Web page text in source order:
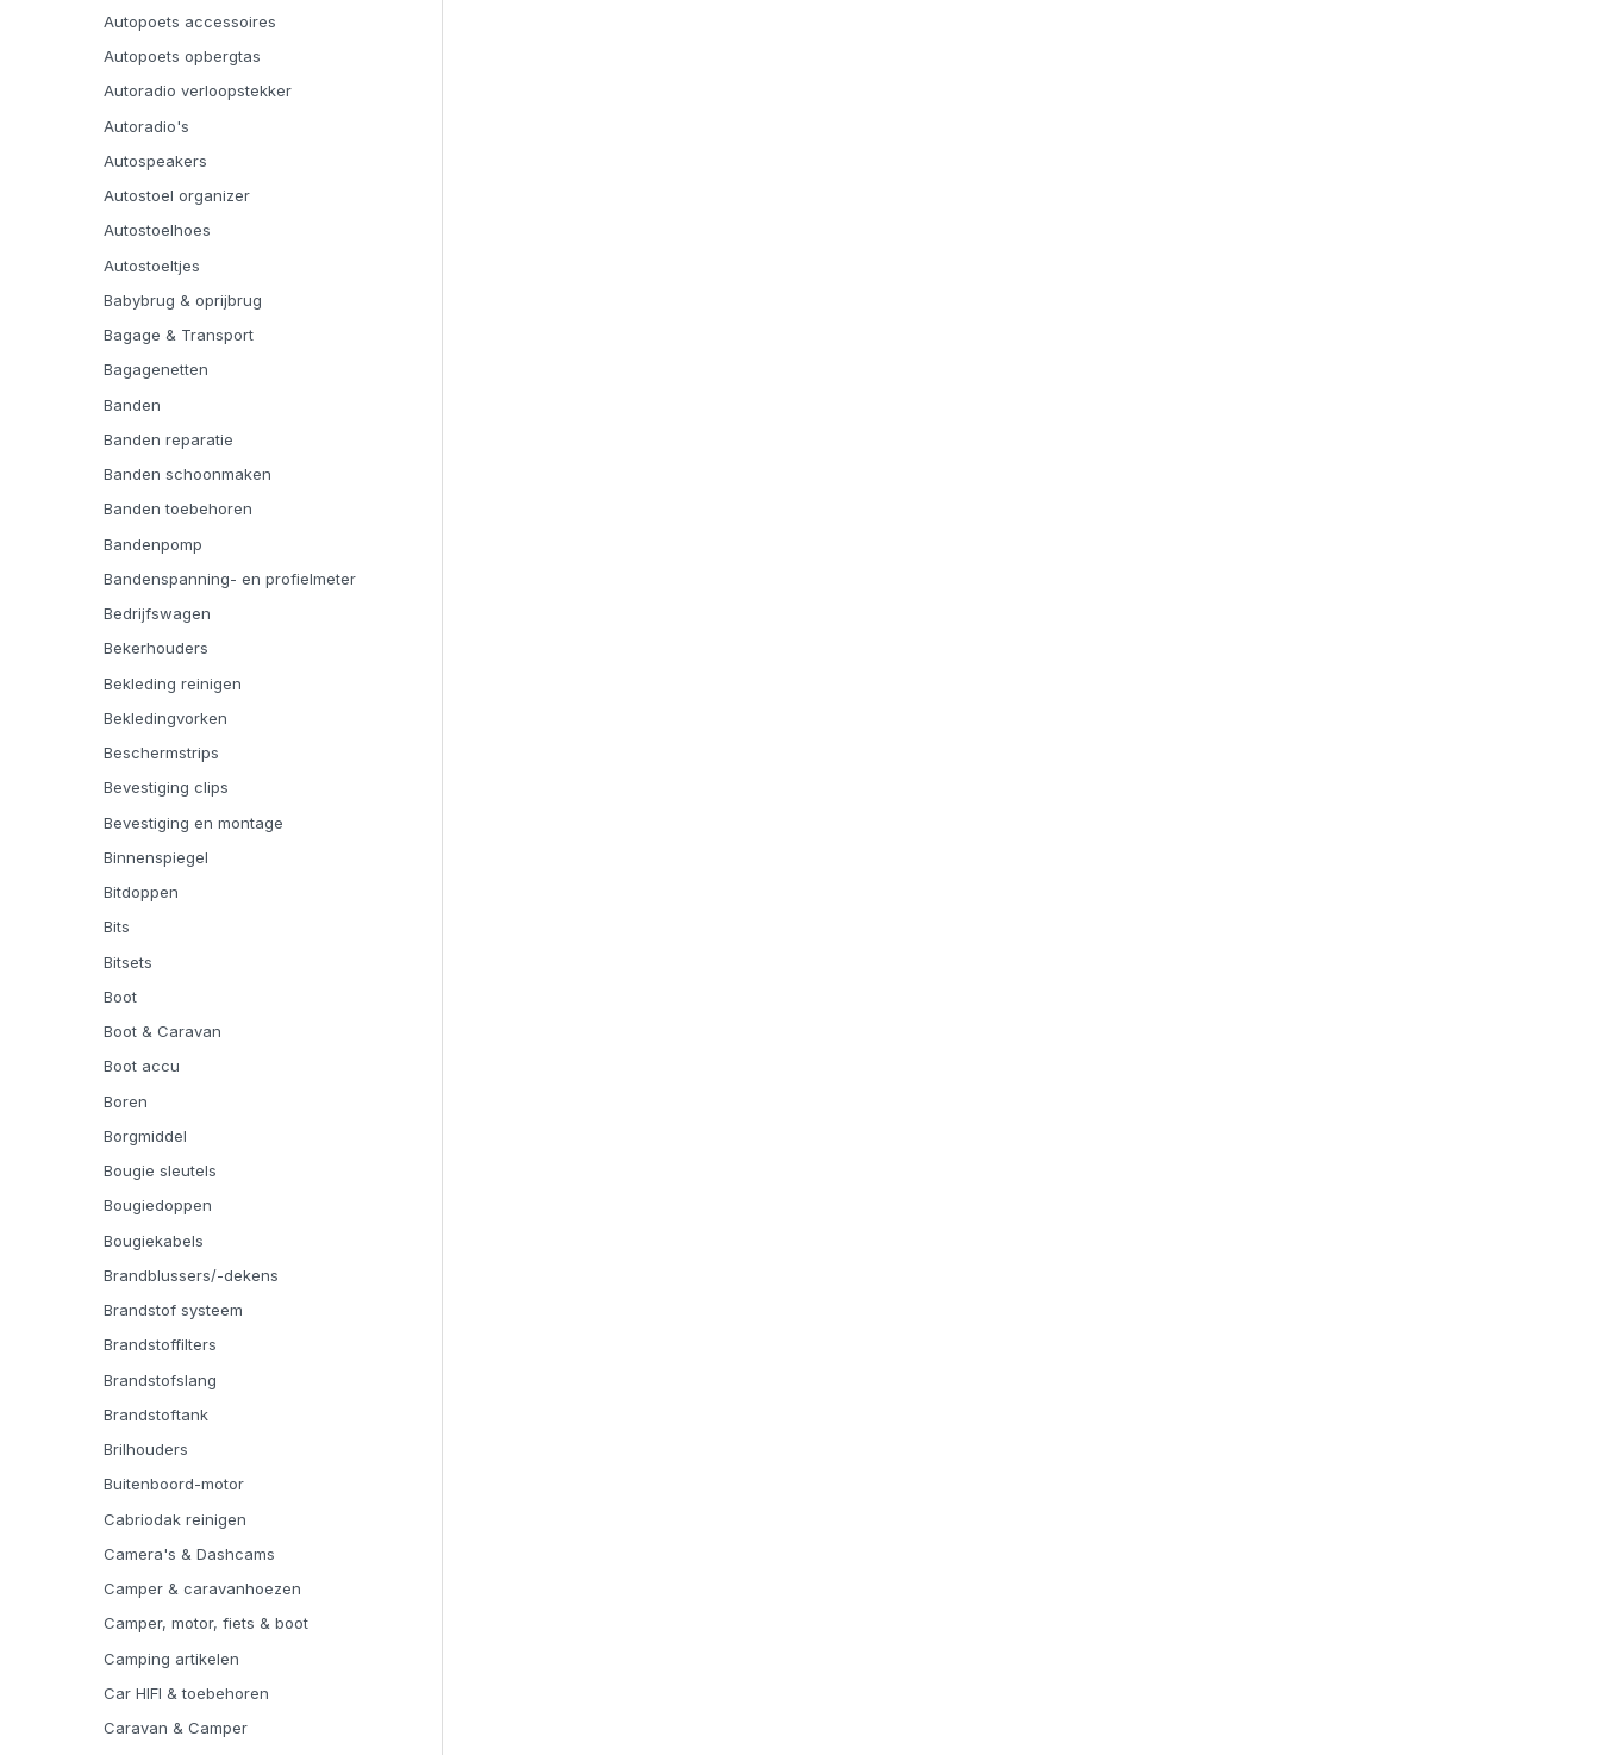
Autopoets accessoires
Autopoets opbergtas
Autoradio verloopstekker
Autoradio's
Autospeakers
Autostoel organizer
Autostoelhoes
Autostoeltjes
Babybrug & oprijbrug
Bagage & Transport
Bagagenetten
Banden
Banden reparatie
Banden schoonmaken
Banden toebehoren
Bandenpomp
Bandenspanning- en profielmeter
Bedrijfswagen
Bekerhouders
Bekleding reinigen
Bekledingvorken
Beschermstrips
Bevestiging clips
Bevestiging en montage
Binnenspiegel
Bitdoppen
Bits
Bitsets
Boot
Boot & Caravan
Boot accu
Boren
Borgmiddel
Bougie sleutels
Bougiedoppen
Bougiekabels
Brandblussers/-dekens
Brandstof systeem
Brandstoffilters
Brandstofslang
Brandstoftank
Brilhouders
Buitenboord-motor
Cabriodak reinigen
Camera's & Dashcams
Camper & caravanhoezen
Camper, motor, fiets & boot
Camping artikelen
Car HIFI & toebehoren
Caravan & Camper